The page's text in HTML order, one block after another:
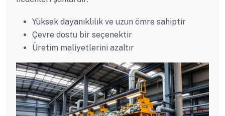
Yüksek dayanıklılık ve uzun ömre sahiptir
Çevre dostu bir seçenektir
Üretim maliyetlerini azaltır